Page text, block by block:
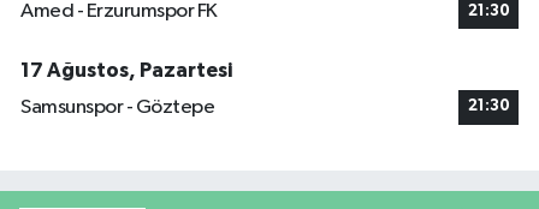
Amed - Erzurumspor FK 21:30
17 Ağustos, Pazartesi
Samsunspor - Göztepe
21:30